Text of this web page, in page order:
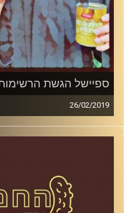
ספיישל הגשת
26/02/2019
פרופסור בועז בן-דוד
קרדיט תמונות:AudioVersity